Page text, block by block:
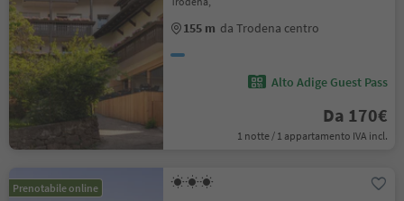
155 m da Trodena centro
Alto Adige Guest Pass
Da 170€
1 notte / 1 appartamento IVA incl.
Prenotabile online